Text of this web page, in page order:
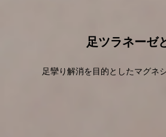
足ツラネーゼ
足攣り解消を目的としたマグネ